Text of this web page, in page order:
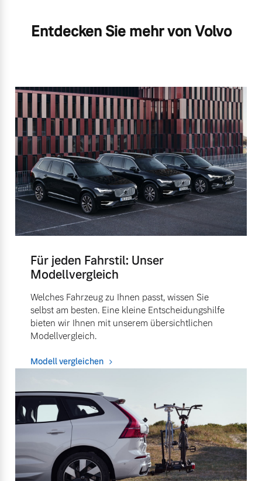
Entdecken Sie mehr von Volvo
Für jeden Fahrstil: Unser
Modellvergleich
Welches Fahrzeug zu Ihnen passt, wissen Sie
selbst am besten. Eine kleine Entscheidungshilfe
bieten wir Ihnen mit unserem übersichtlichen
Modellvergleich.
Modell vergleichen